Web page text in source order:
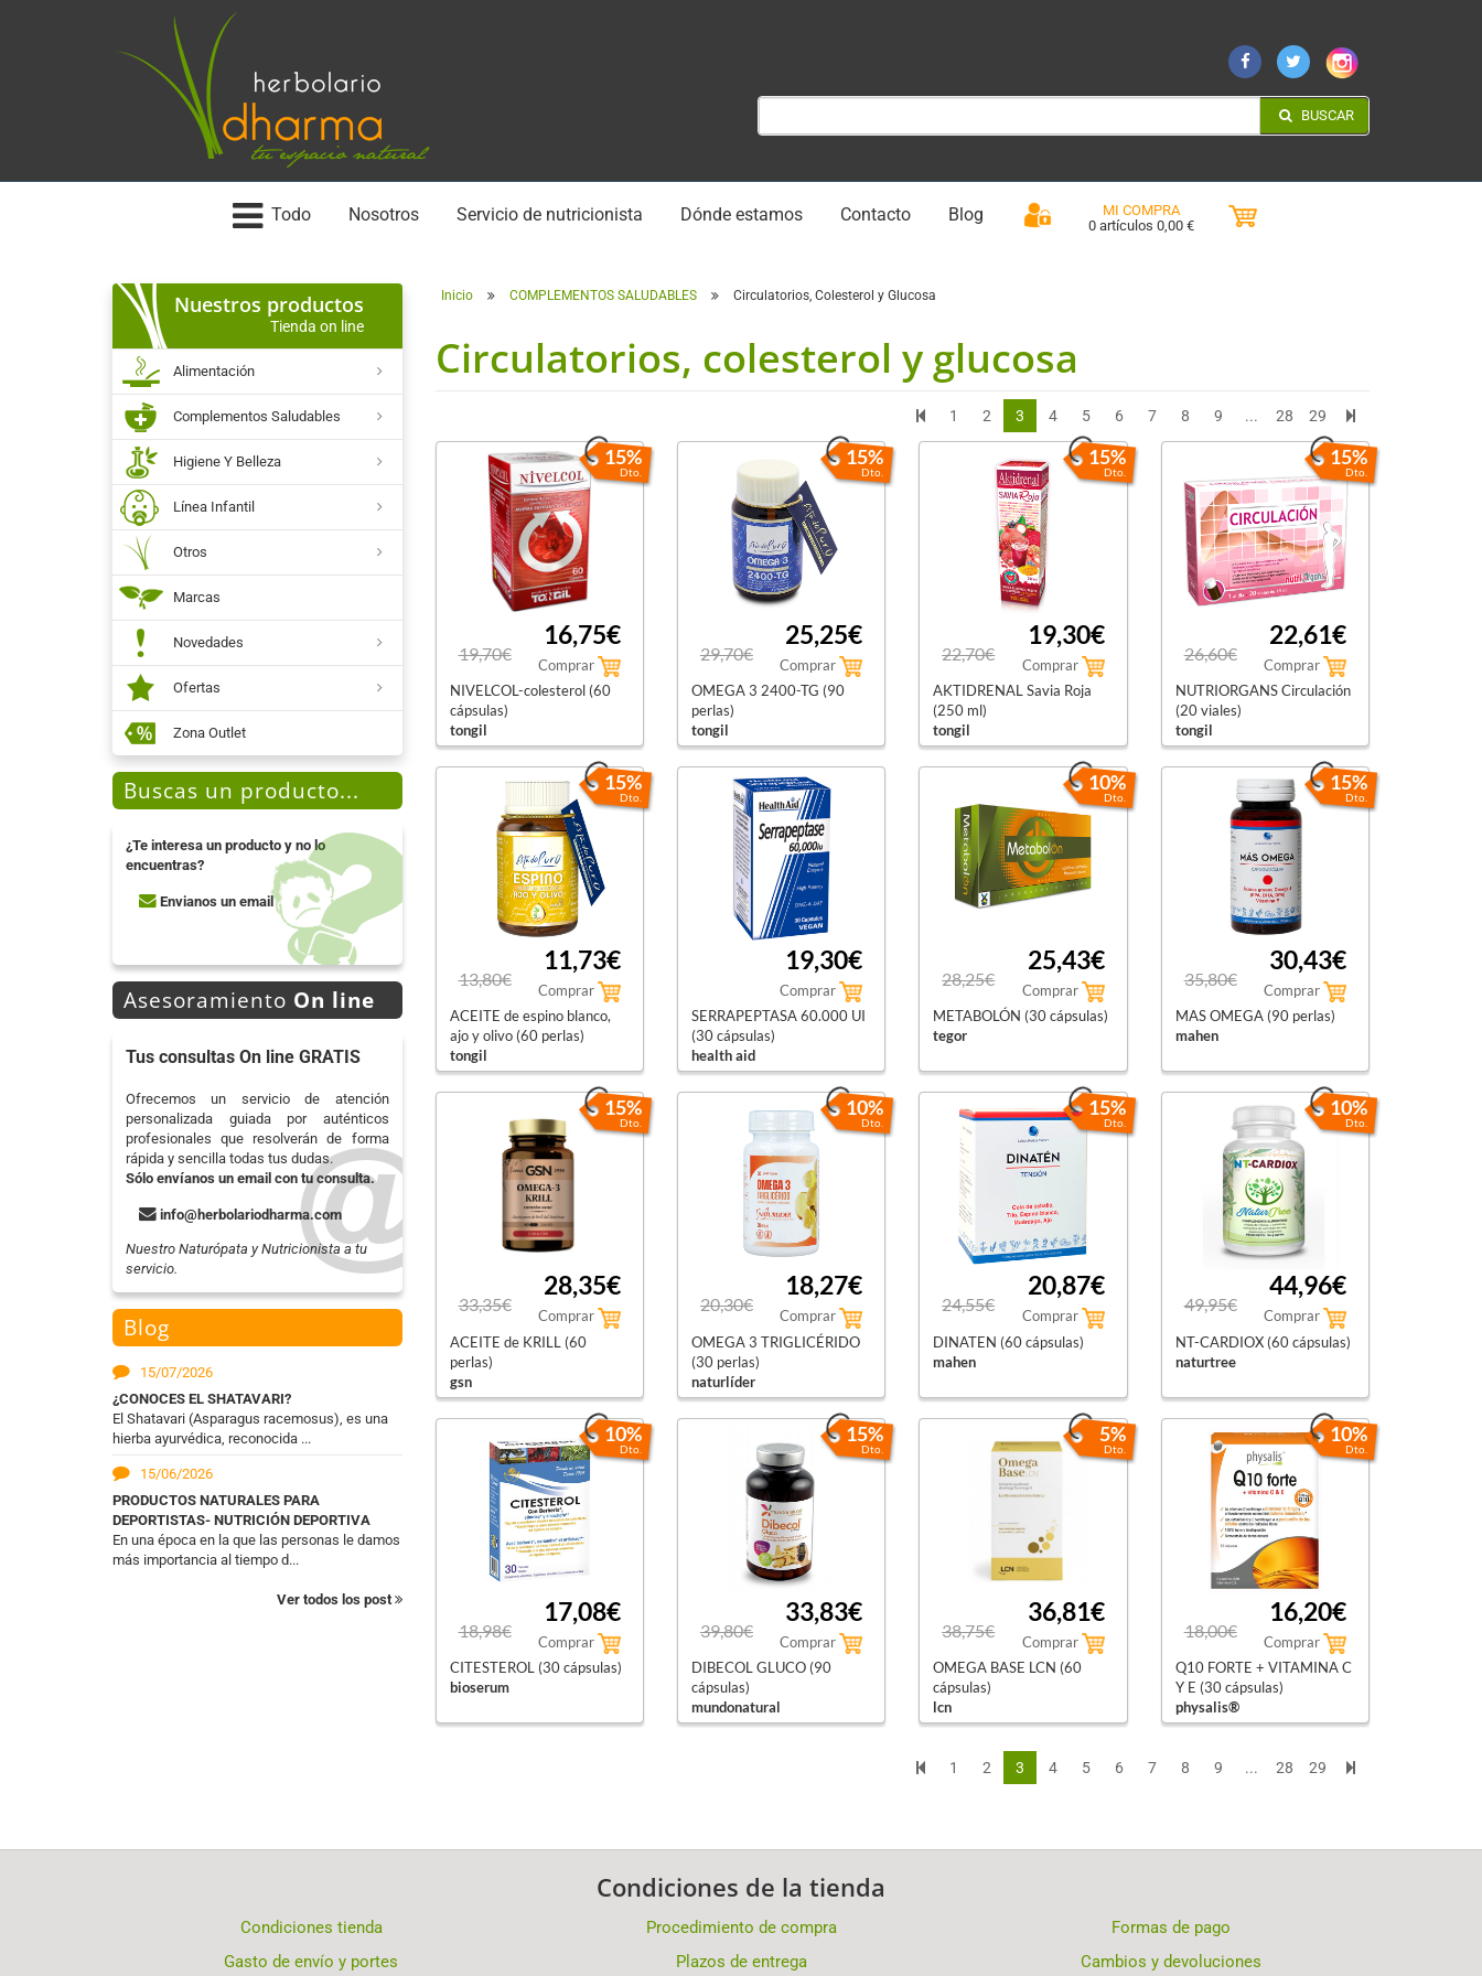
BUSCAR
Todo Nosotros Servicio de nutricionista Dónde estamos Contacto Blog
MI COMPRA
0 artículos 0,00 €
Nuestros productos
Tienda on line
Alimentación
Complementos Saludables
Higiene Y Belleza
Línea Infantil
Otros
Marcas
Novedades
Ofertas
Zona Outlet
Buscas un producto...
¿Te interesa un producto y no lo
encuentras?
Envianos un email
Asesoramiento On line
Tus consultas On line GRATIS
Ofrecemos un servicio de atención
personalizada guiada por auténticos
profesionales que resolverán de forma
rápida y sencilla todas tus dudas.
Sólo envíanos un email con tu consulta.
info@herbolariodharma.com
Nuestro Naturópata y Nutricionista a tu
servicio.
Blog
15/07/2026
¿CONOCES EL SHATAVARI?
El Shatavari (Asparagus racemosus), es una
hierba ayurvédica, reconocida ...
15/06/2026
PRODUCTOS NATURALES PARA
DEPORTISTAS- NUTRICIÓN DEPORTIVA
En una época en la que las personas le damos
más importancia al tiempo d...
Ver todos los post
Inicio COMPLEMENTOS SALUDABLES Circulatorios, Colesterol y Glucosa
Circulatorios, colesterol y glucosa
1 2 3 4 5 6 7 8 9 ... 28 29
15%
Dto.
19,70€
16,75€
Comprar
NIVELCOL-colesterol (60
cápsulas)
tongil
15%
Dto.
29,70€
25,25€
Comprar
OMEGA 3 2400-TG (90
perlas)
tongil
15%
Dto.
22,70€
19,30€
Comprar
AKTIDRENAL Savia Roja
(250 ml)
tongil
15%
Dto.
26,60€
22,61€
Comprar
NUTRIORGANS Circulación
(20 viales)
tongil
15%
Dto.
13,80€
11,73€
Comprar
ACEITE de espino blanco,
ajo y olivo (60 perlas)
tongil
19,30€
Comprar
SERRAPEPTASA 60.000 UI
(30 cápsulas)
health aid
10%
Dto.
28,25€
25,43€
Comprar
METABOLÓN (30 cápsulas)
tegor
15%
Dto.
35,80€
30,43€
Comprar
MAS OMEGA (90 perlas)
mahen
15%
Dto.
33,35€
28,35€
Comprar
ACEITE de KRILL (60
perlas)
gsn
10%
Dto.
20,30€
18,27€
Comprar
OMEGA 3 TRIGLICÉRIDO
(30 perlas)
naturlíder
15%
Dto.
24,55€
20,87€
Comprar
DINATEN (60 cápsulas)
mahen
10%
Dto.
49,95€
44,96€
Comprar
NT-CARDIOX (60 cápsulas)
naturtree
10%
Dto.
18,98€
17,08€
Comprar
CITESTEROL (30 cápsulas)
bioserum
15%
Dto.
39,80€
33,83€
Comprar
DIBECOL GLUCO (90
cápsulas)
mundonatural
5%
Dto.
38,75€
36,81€
Comprar
OMEGA BASE LCN (60
cápsulas)
lcn
10%
Dto.
18,00€
16,20€
Comprar
Q10 FORTE + VITAMINA C
Y E (30 cápsulas)
physalis®
1 2 3 4 5 6 7 8 9 ... 28 29
Condiciones de la tienda
Condiciones tienda Procedimiento de compra
Formas de pago
Gasto de envío y portes
Plazos de entrega Cambios y devoluciones